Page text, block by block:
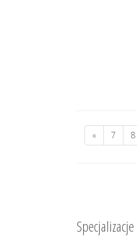
« 7 8
Specjalizacje